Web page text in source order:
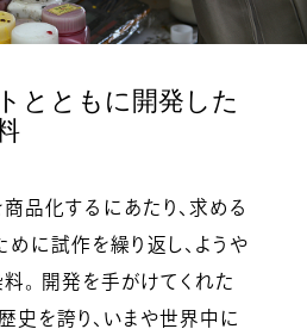
とともに開発した
商品化するにあたり、求める
に試作を繰り返し、ようや
。 開発を手がけてくれた
史を誇り、いまや世界中に